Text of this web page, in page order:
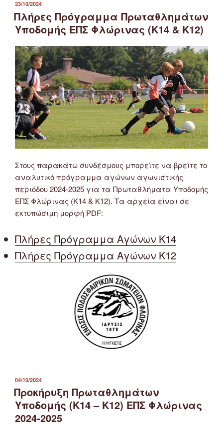
ΔΗΜΟΣΙΕΎΤΗΚΕ
ΣΤΙΣ
23/10/2024
Πλήρες Πρόγραμμα Πρωταθλημάτων
Υποδομής ΕΠΣ Φλώρινας (Κ14 & Κ12)
Στους παρακάτω συνδέσμους μπορείτε να βρείτε το
αναλυτικό πρόγραμμα αγώνων αγωνιστικής
περιόδου 2024-2025 για τα Πρωταθλήματα Υποδομής
ΕΠΣ Φλώρινας (Κ14 & Κ12). Τα αρχεία είναι σε
εκτυπώσιμη μορφή PDF:
Πλήρες Πρόγραμμα Αγώνων Κ14
Πλήρες Πρόγραμμα Αγώνων Κ12
ΔΗΜΟΣΙΕΎΤΗΚΕ
ΣΤΙΣ
04/10/2024
Προκήρυξη Πρωταθλημάτων
Υποδομής (Κ14 – Κ12) ΕΠΣ Φλώρινας
2024-2025